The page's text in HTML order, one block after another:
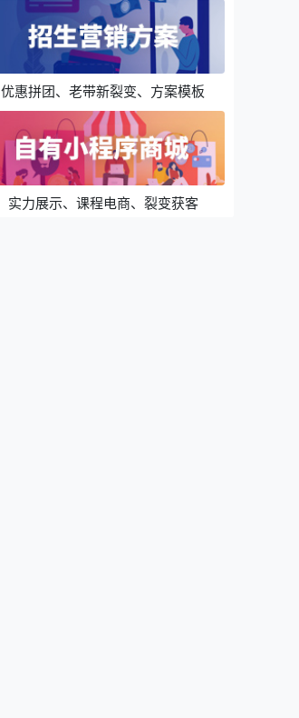
优惠拼团、老带新裂变、方案模板
实力展示、课程电商、裂变获客